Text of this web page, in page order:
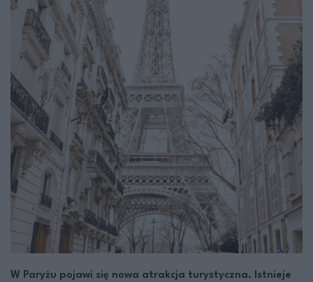
W Paryżu pojawi się nowa atrakcja turystyczna. Istnieje